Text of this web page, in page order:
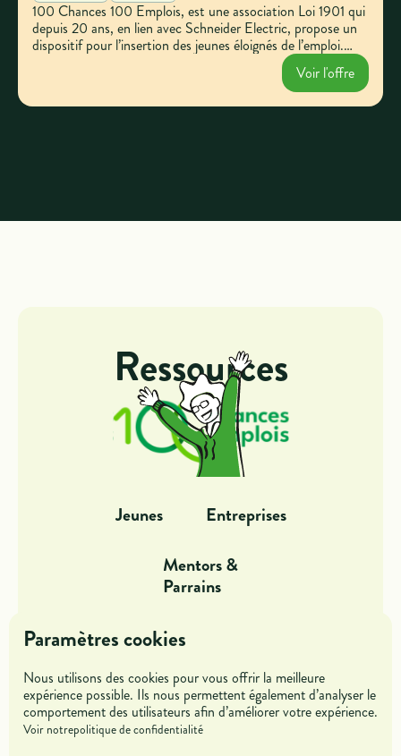
100 Chances 100 Emplois, est une association Loi 1901 qui
depuis 20 ans, en lien avec Schneider Electric, propose un
dispositif pour l’insertion des jeunes éloignés de l’emploi.
100 Chances 100 Emplois est un réseau d’entreprise qui
piloté par des acteurs économiques, accompagnés par des
acteurs de l’emploi permet de « booster » le réseau et le
savoir-être des jeunes des territoires pour lever leurs
Voir l'offre
Ressources
Jeunes
Entreprises
Mentors &
Parrains
Dans l'action
Blog
Rejoindre l'association
Accueil
A propos
Paramètres cookies
Nous utilisons des cookies pour vous offrir la meilleure
expérience possible. Ils nous permettent également d’analyser le
comportement des utilisateurs afin d’améliorer votre expérience.
Voir notrepolitique de confidentialité